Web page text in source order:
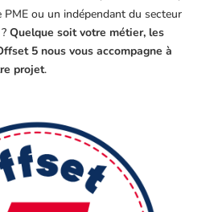
PME ou un indépendant du secteur
Quelque soit votre métier, les
5 nous vous accompagne à
projet.